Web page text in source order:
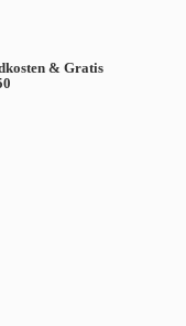
& Gratis